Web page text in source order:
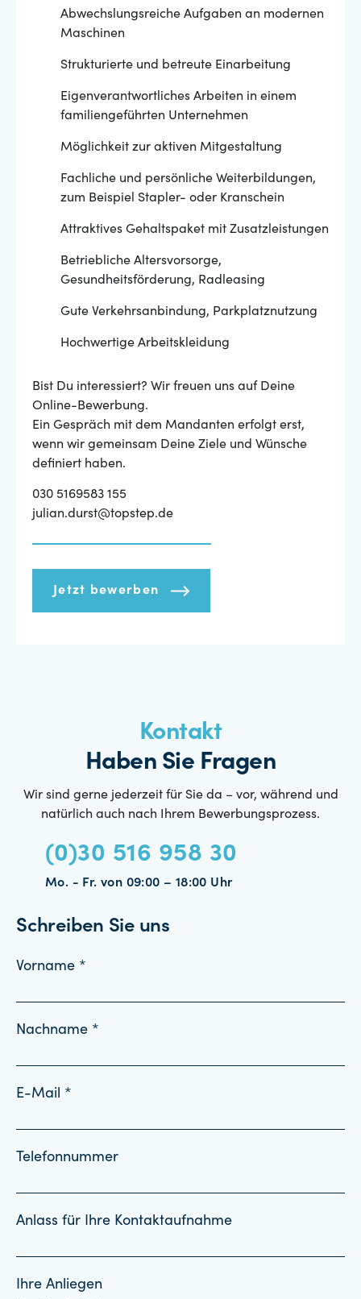
Abwechslungsreiche Aufgaben an modernen
Maschinen
Strukturierte und betreute Einarbeitung
Eigenverantwortliches Arbeiten in einem
familiengeführten Unternehmen
Möglichkeit zur aktiven Mitgestaltung
Fachliche und persönliche Weiterbildungen,
zum Beispiel Stapler- oder Kranschein
Attraktives Gehaltspaket mit Zusatzleistungen
Betriebliche Altersvorsorge,
Gesundheitsförderung, Radleasing
Gute Verkehrsanbindung, Parkplatznutzung
Hochwertige Arbeitskleidung
Bist Du interessiert? Wir freuen uns auf Deine
Online-Bewerbung.
Ein Gespräch mit dem Mandanten erfolgt erst,
wenn wir gemeinsam Deine Ziele und Wünsche
definiert haben.
030 5169583 155
julian.durst@topstep.de
Jetzt bewerben
Kontakt
Haben Sie Fragen
Wir sind gerne jederzeit für Sie da – vor, während und
natürlich auch nach Ihrem Bewerbungsprozess.
(0)30 516 958 30
Mo. - Fr. von 09:00 – 18:00 Uhr
Schreiben Sie uns
Vorname *
Nachname *
E-Mail *
Telefonnummer
Anlass für Ihre Kontaktaufnahme
Ihre Anliegen